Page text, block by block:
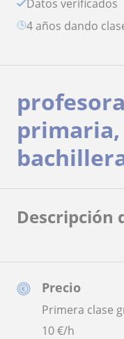
Datos verificados
4 años dando
Precio
Primera clase
10€/h
primaria,
Descripción